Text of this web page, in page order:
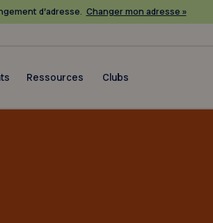
d’adresse. Changer mon adresse »
Ressources Clubs